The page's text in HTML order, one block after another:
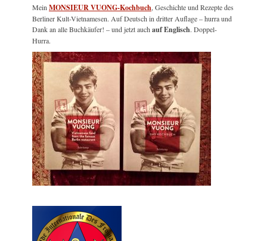
MeinMONSIEUR VUONG-Kochbuch, Geschichte und Rezepte des
Berliner Kult-Vietnamesen. Auf Deutsch in dritter Auflage – hurra und
Dank an alle Buchkäufer! – und jetzt auchauf Englisch. Doppel-
Hurra.